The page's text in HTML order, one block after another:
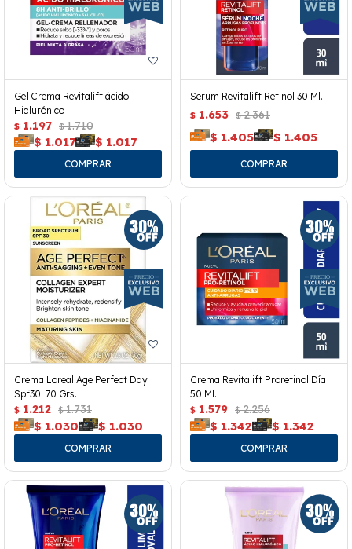
Gel Crema Revitalift ácido
Hialurónico
$ 1.197 $ 1.710
$ 1.017 $ 1.017
Serum Revitalift Retinol 30 Ml.
$ 1.653 $ 2.361
$ 1.405 $ 1.405
Crema Loreal Age Perfect Day
Spf30. 70 Grs.
$ 1.212 $ 1.731
$ 1.030 $ 1.030
Crema Revitalift Proretinol Día
50 Ml.
$ 1.579 $ 2.256
$ 1.342 $ 1.342